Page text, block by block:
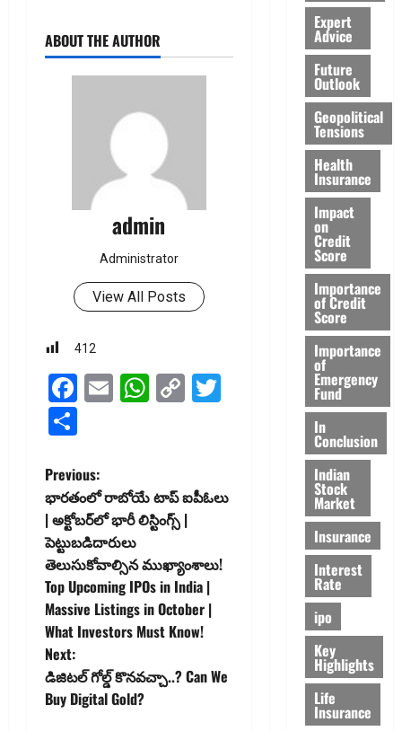
ABOUT THE AUTHOR
admin
Administrator
View All Posts
412
Facebook
EmailWhatsApp
Copy
P
o
s
t
n
a
v
Previous:
భారతంలో రాబోయే టాప్ ఐపీఓలు
| అక్టోబర్‌లో భారీ లిస్టింగ్స్ |
పెట్టుబడిదారులు
తెలుసుకోవాల్సిన ముఖ్యాంశాలు!
Top Upcoming IPOs in India |
Massive Listings in October |
What Investors Must Know!
Next:
డిజిట‌ల్ గోల్డ్ కొన‌వ‌చ్చా..? Can We
Buy Digital Gold?
Expert
Advice
Future
Outlook
Geopolitical
Tensions
Health
Insurance
Impact
on
Credit
Score
Importance
of Credit
Score
Importance
of
Emergency
Fund
In
Conclusion
Indian
Stock
Market
Insurance
Interest
Rate
ipo
Key
Highlights
Life
Insurance